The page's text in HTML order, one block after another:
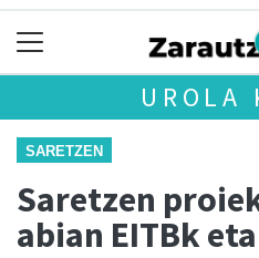
UROLA
SARETZEN
Saretzen
abian EITBk